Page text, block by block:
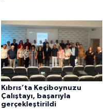
Kıbrıs’ta Keçiboynuzu
Çalıştayı, başarıyla
gerçekleştirildi